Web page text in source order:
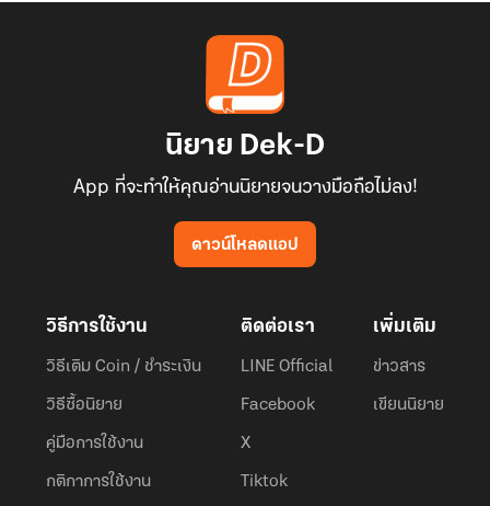
นิยาย Dek-D
App ที่จะทำให้คุณอ่านนิยายจนวางมือถือไม่ลง!
ดาวน์โหลดแอป
วิธีการใช้งาน
วิธีเติม Coin / ชำระเงิน
วิธีซื้อนิยาย
คู่มือการใช้งาน
กติกาการใช้งาน
ติดต่อเรา
LINE Official
Facebook
X
Tiktok
เพิ่มเติม
ข่าวสาร
เขียนนิยาย